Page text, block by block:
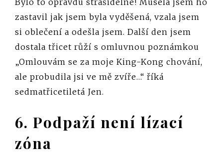
zastavil jak jsem byla vyděšená, vzala jsem
si oblečení a odešla jsem. Další den jsem
dostala třicet růží s omluvnou poznámkou
„Omlouvám se za moje King-Kong chování,
ale probudila jsi ve mě zvíře…“ říká
sedmatřicetiletá Jen.
6. Podpaží není lízací
zóna